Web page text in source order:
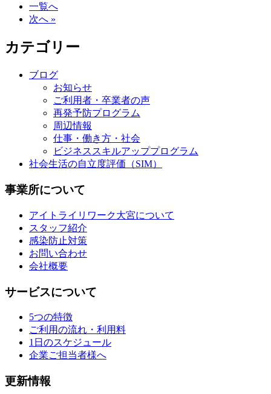
一覧へ
次へ »
カテゴリー
ブログ
お知らせ
ご利用者・卒業者の声
再発予防プログラム
周辺情報
仕事・働き方・社会
ビジネススキルアッププログラム
社会生活の自立度評価（SIM）
事業所について
アイトライリワーク大宮について
スタッフ紹介
感染防止対策
お問い合わせ
会社概要
サービスについて
5つの特徴
ご利用の流れ・利用料
1日のスケジュール
企業ご担当者様へ
更新情報